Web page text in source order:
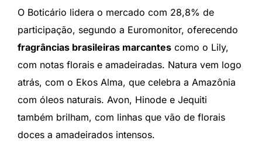
O Boticário lidera o mercado com 28,8% de
participação, segundo a Euromonitor, oferecendo
fragrâncias brasileiras marcantes como o Lily,
com notas florais e amadeiradas. Natura vem logo
atrás, com o Ekos Alma, que celebra a Amazônia
com óleos naturais. Avon, Hinode e Jequiti
também brilham, com linhas que vão de florais
doces a amadeirados intensos.